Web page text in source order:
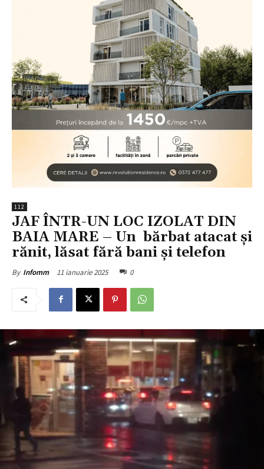
112
JAF ÎNTR-UN LOC IZOLAT DIN
BAIA MARE – Un bărbat atacat și
rănit, lăsat fără bani și telefon
By Infomm 11 ianuarie 2025 0